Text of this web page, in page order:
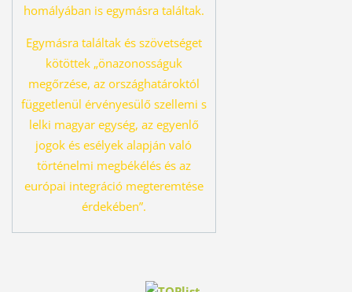
homályában is egymásra találtak.
Egymásra találtak és szövetséget
kötöttek „önazonosságuk
megőrzése, az országhatároktól
függetlenül érvényesülő szellemi s
lelki magyar egység, az egyenlő
jogok és esélyek alapján való
történelmi megbékélés és az
európai integráció megteremtése
érdekében”.